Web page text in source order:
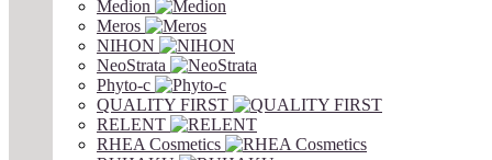
Medion
Meros
NIHON
NeoStrata
Phyto-c
QUALITY FIRST
RELENT
RHEA Cosmetics